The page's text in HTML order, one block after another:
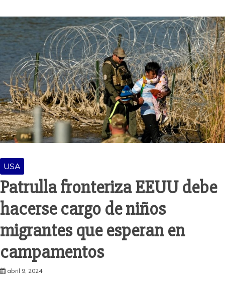
USA
Patrulla fronteriza EEUU debe
hacerse cargo de niños
migrantes que esperan en
campamentos
abril 9, 2024